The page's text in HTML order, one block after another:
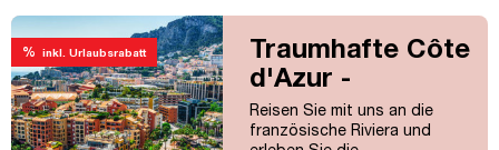
% inkl. Urlaubsrabatt
Traumhafte Côte
d'Azur -
Fluganreise
Reisen Sie mit uns an die
französische Riviera und